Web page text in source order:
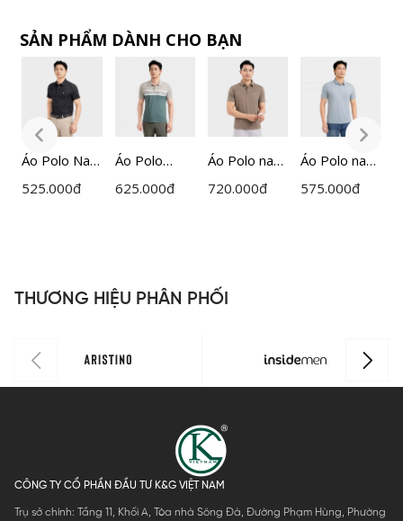
SẢN PHẨM DÀNH CHO BẠN
Áo Polo Nam
Jacquard
525.000đ
Áo Polo
ngắn tay
IPS123MAH
625.000đ
Áo Polo nam
ngắn tay
720.000đ
Áo Polo nam
ngắn tay
575.000đ
THƯƠNG HIỆU PHÂN PHỐI
CÔNG TY CỔ PHẦN ĐẦU TƯ K&G VIỆT NAM
Trụ sở chính: Tầng 11, Khối A, Tòa nhà Sông Đà, Đường Phạm Hùng, Phường